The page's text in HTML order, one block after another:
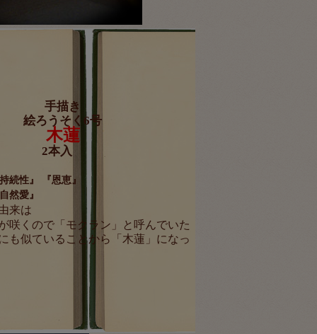
手描き
絵ろうそく6号
木蓮
2本入
続性』 『恩恵』
然愛』
来は
咲くので「モクラン」と呼んでいた
も似ていることから「木蓮」 になっ